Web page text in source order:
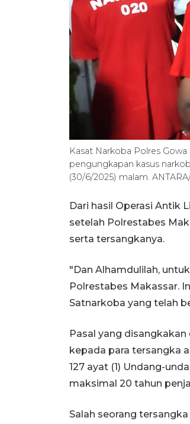
Kasat Narkoba Polres
pengungkapan kasus
(30/6/2025) malam.
Dari hasil Operasi Antik
setelah Polrestabes
serta tersangkanya.
"Dan Alhamdulilah,
Polrestabes Makassar.
Satnarkoba yang telah
Pasal yang
kepada para tersangka
127 ayat (1) Undang-
maksimal 20 tahun
Salah seorang